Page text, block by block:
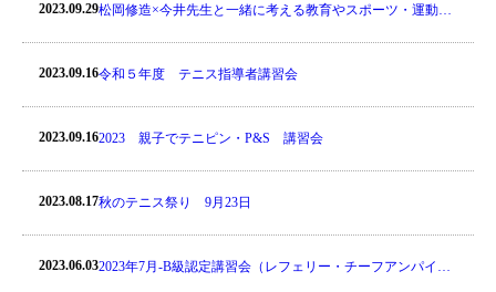
2023.09.29松岡修造×今井先生と一緒に考える教育やスポーツ・運動指
2023.09.16令和５年度 テニス指導者講習会
2023.09.162023 親子でテニピン・P&S 講習会
2023.08.17秋のテニス祭り 9月23日
2023.06.032023年7月-B級認定講習会（レフェリー・チーフアンパイ